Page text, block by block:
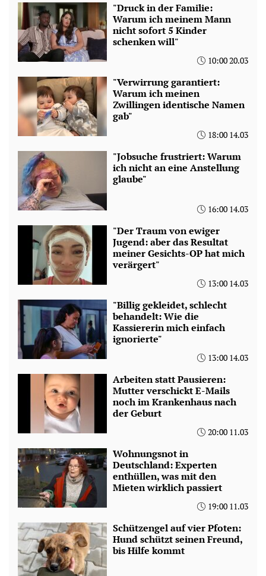
"Druck in der Familie:
Warum ich meinem Mann
nicht sofort 5 Kinder
schenken will"
10:00 20.03
"Verwirrung garantiert:
Warum ich meinen
Zwillingen identische Namen
gab"
18:00 14.03
"Jobsuche frustriert: Warum
ich nicht an eine Anstellung
glaube"
16:00 14.03
"Der Traum von ewiger
Jugend: aber das Resultat
meiner Gesichts-OP hat mich
verärgert"
13:00 14.03
"Billig gekleidet, schlecht
behandelt: Wie die
Kassiererin mich einfach
ignorierte"
13:00 14.03
Arbeiten statt Pausieren:
Mutter verschickt E-Mails
noch im Krankenhaus nach
der Geburt
20:00 11.03
Wohnungsnot in
Deutschland: Experten
enthüllen, was mit den
Mieten wirklich passiert
19:00 11.03
Schützengel auf vier Pfoten:
Hund schützt seinen Freund,
bis Hilfe kommt